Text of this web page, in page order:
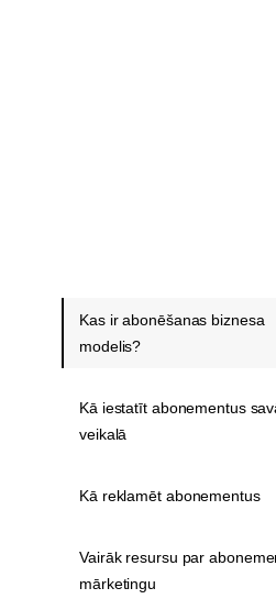
Kas ir abonēšanas biznesa
modelis?
Kā iestatīt abonementus
veikalā
Kā reklamēt abonementus
Vairāk resursu par
mārketingu